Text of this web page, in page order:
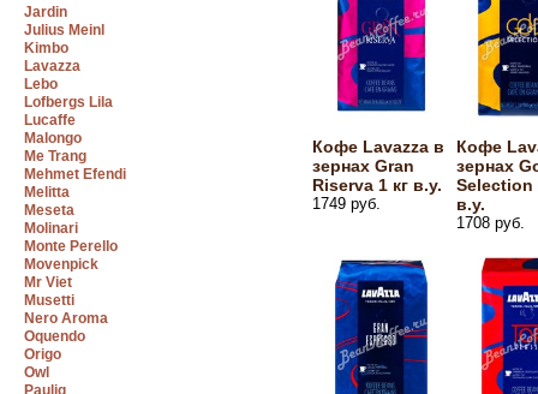
Jardin
Julius Meinl
Kimbo
Lavazza
Lebo
Lofbergs Lila
Lucaffe
Malongo
Me Trang
Mehmet Efendi
Melitta
Meseta
Molinari
Monte Perello
Movenpick
Mr Viet
Musetti
Nero Aroma
Oquendo
Origo
Owl
Paulig
Кофе Lavazza в
зернах Gran
Riserva 1 кг в.у.
1749 руб.
Кофе
зернах
Selection
в.у.
1708 руб.